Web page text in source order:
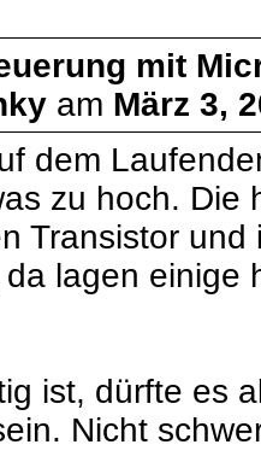
mit
am März 3,
dem
zu hoch. Die
Transistor
lagen einige
ist, dürfte es
Nicht